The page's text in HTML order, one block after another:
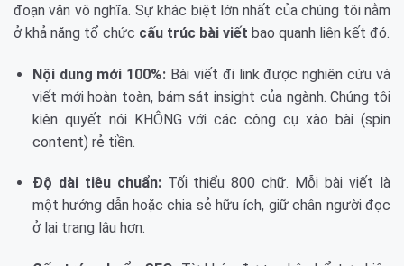
đoạn văn vô nghĩa. Sự khác biệt lớn nhất của chúng tôi nằm
ở khả năng tổ chức cấu trúc bài viết bao quanh liên kết đó.
Nội dung mới 100%: Bài viết đi link được nghiên cứu và
viết mới hoàn toàn, bám sát insight của ngành. Chúng tôi
kiên quyết nói KHÔNG với các công cụ xào bài (spin
content) rẻ tiền.
Độ dài tiêu chuẩn:Tối thiểu 800 chữ. Mỗi bài viết là
một hướng dẫn hoặc chia sẻ hữu ích, giữ chân người đọc
ở lại trang lâu hơn.